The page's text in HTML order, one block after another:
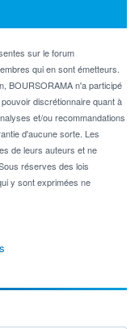
sur le forum
qui en sont émetteurs.
BOURSORAMA n'a participé
discrétionnaire quant à
et/ou recommandations
d'aucune sorte. Les
de leurs auteurs et ne
réserves des lois
y sont exprimées ne